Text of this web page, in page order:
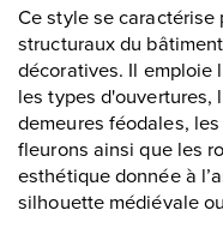
Ce style se caractérise
structuraux du
décoratives. Il emploie
les types d'ouvertures,
demeures féodales,
fleurons ainsi que les
esthétique donnée à
silhouette médiévale